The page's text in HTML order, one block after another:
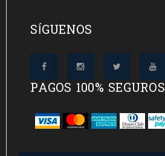
SÍGUENOS
PAGOS 100% SEGUROS